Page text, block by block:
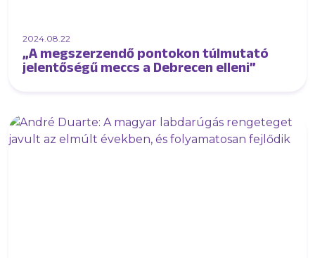
2024.08.22
„A megszerzendő pontokon túlmutató
jelentőségű meccs a Debrecen elleni”